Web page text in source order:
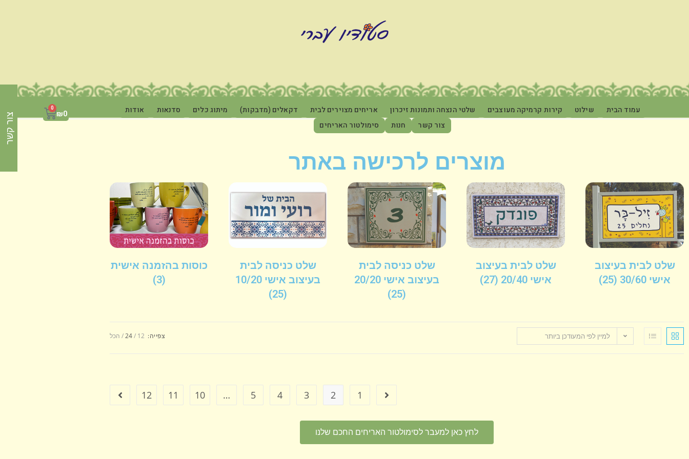
עמוד הבית שילוט קירות קרמיקה מעוצבים שלטי הנצחה ותמונות זיכרון אריחים מצוירים לבית דקאלים (מדבקות) מיתוג כלים סדנאות
אודות
צור קשר
חנות סימולטור האריחים
₪0
0
מוצרים לרכישה באתר
שלט לבית בעיצוב
אישי 30/60
(25)
שלט לבית בעיצוב
אישי 20/40
(27)
שלט כניסה לבית
בעיצוב אישי 20/20
(25)
שלט כניסה לבית
בעיצוב אישי 10/20
(25)
כוסות בהזמנה אישית
(3)
למיין לפי המעודכן ביותר צפייה: 12
24 הכל
1
2
3
4
5
…
10
11
12
לחץ כאן למעבר לסימולטור האריחים החכם שלנו
צור קשר